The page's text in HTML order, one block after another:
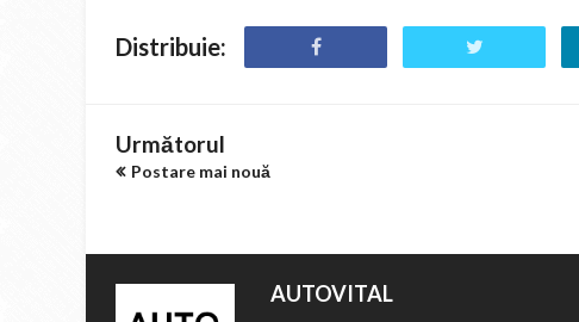
Distribuie:
Următorul
Postare mai nouă
AUTOVITAL